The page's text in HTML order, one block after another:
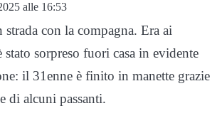
alle 16:53
con la compagna. Era ai
sorpreso fuori casa in evidente
il 31enne è finito in manette grazie
di alcuni passanti.